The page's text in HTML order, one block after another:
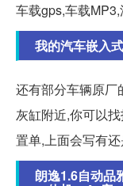
车载gps,车载MP3,
我的汽车嵌入
还有部分车辆原厂
灰缸附近,你可以
置单,上面会写有还
朗逸1.6自动品